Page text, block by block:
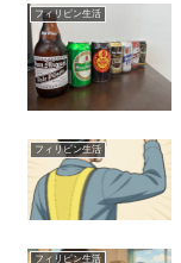
フィリピン生活
フィリピン生活
フィリピン生活